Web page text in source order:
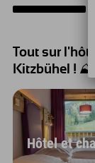
canyoning en Autriche ?
Tout sur
Kitzbühel ! ⛰️
Hôtel et